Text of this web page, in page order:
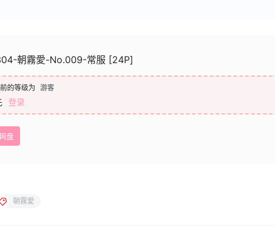
朝霧愛-No.009-常服 [24P]
的等级为 游客
登录
盘
朝霧愛